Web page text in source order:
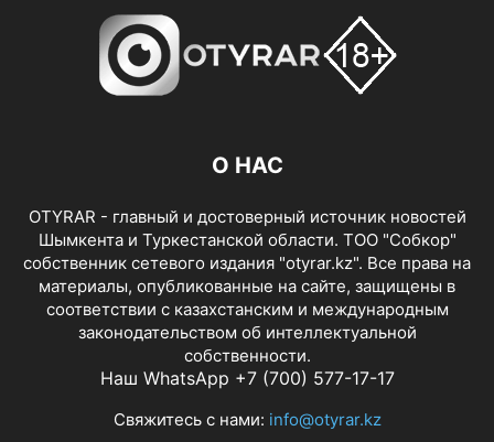
О НАС
OTYRAR - главный и достоверный источник новостей
Шымкента и Туркестанской области. ТОО "Собкор"
собственник сетевого издания "otyrar.kz". Все права на
материалы, опубликованные на сайте, защищены в
соответствии с казахстанским и международным
законодательством об интеллектуальной
собственности.
Наш WhatsApp +7 (700) 577-17-17
Свяжитесь с нами: info@otyrar.kz